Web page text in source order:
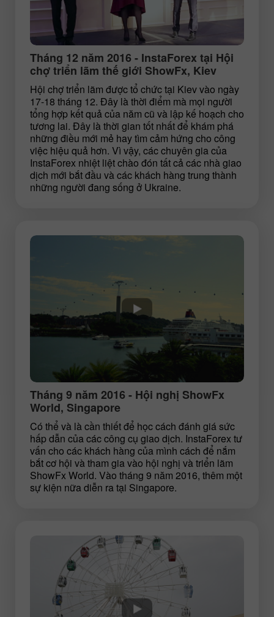
Tháng 12 năm 2016 - InstaForex tại Hội
chợ triển lãm thế giới ShowFx, Kiev
Hội chợ triển lãm được tổ chức tại Kiev vào ngày
17-18 tháng 12. Đây là thời điểm mà mọi người
tổng hợp kết quả của năm cũ và lập kế hoạch cho
tương lai. Đây là thời gian tốt nhất để khám phá
những điều mới mẻ hay tìm cảm hứng cho công
việc hiệu quả hơn. Vì vậy, các chuyên gia của
InstaForex nhiệt liệt chào đón tất cả các nhà giao
dịch mới bắt đầu và các khách hàng trung thành
những người đang sống ở Ukraine.
Tháng 9 năm 2016 - Hội nghị ShowFx
World, Singapore
Có thể và là cần thiết để học cách đánh giá sức
hấp dẫn của các công cụ giao dịch. InstaForex tư
vấn cho các khách hàng của mình cách để nắm
bắt cơ hội và tham gia vào hội nghị và triển lãm
ShowFx World. Vào tháng 9 năm 2016, thêm một
sự kiện nữa diễn ra tại Singapore.